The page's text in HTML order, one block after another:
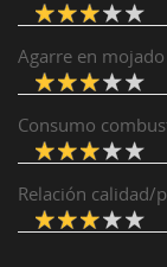
Agarre en mojado
Consumo
Relación calidad/